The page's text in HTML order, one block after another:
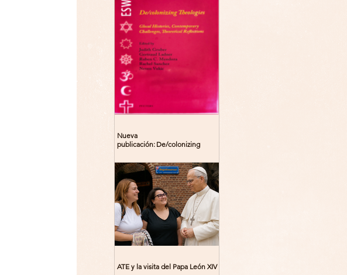
Nueva
publicación: De/colonizing
Contemporary Challenges,
Theoretical Reflections
ATE y la visita del Papa León XIV